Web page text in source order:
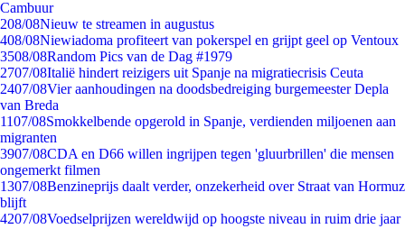
Cambuur
208/08Nieuw te streamen in augustus
408/08Niewiadoma profiteert van pokerspel en grijpt geel op Ventoux
3508/08Random Pics van de Dag #1979
2707/08Italië hindert reizigers uit Spanje na migratiecrisis Ceuta
2407/08Vier aanhoudingen na doodsbedreiging burgemeester Depla
van Breda
1107/08Smokkelbende opgerold in Spanje, verdienden miljoenen aan
migranten
3907/08CDA en D66 willen ingrijpen tegen 'gluurbrillen' die mensen
ongemerkt filmen
1307/08Benzineprijs daalt verder, onzekerheid over Straat van Hormuz
blijft
4207/08Voedselprijzen wereldwijd op hoogste niveau in ruim drie jaar